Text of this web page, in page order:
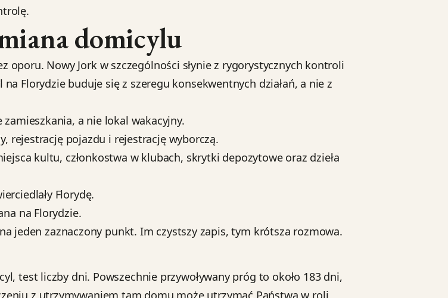
domicylu
Nowy Jork w szczególności słynie z rygorystycznych kontroli
Florydzie buduje się z szeregu konsekwentnych działań, a nie z
a nie lokal wakacyjny.
rejestrację pojazdu i rejestrację wyborczą.
kultu, członkostwa w klubach, skrytki depozytowe oraz dzieła
Florydę.
na Florydzie.
jeden zaznaczony punkt. Im czystszy zapis, tym krótsza rozmowa.
test liczby dni. Powszechnie przywoływany próg to około 183 dni,
z utrzymywaniem tam domu może utrzymać Państwa w roli